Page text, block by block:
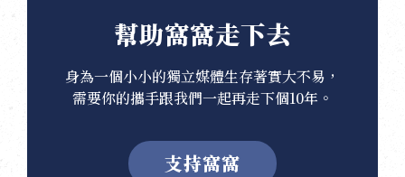
幫助窩窩走下去
身為一個小小的獨立媒體生存著實大不易，
需要你的攜手跟我們一起再走下個10年。
支持窩窩